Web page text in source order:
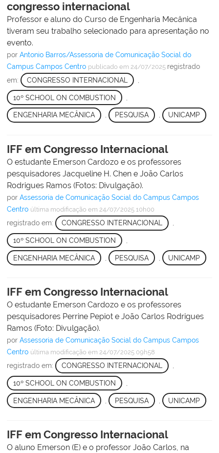
congresso internacional
Professor e aluno do Curso de Engenharia Mecânica
tiveram seu trabalho selecionado para apresentação no
evento.
por Antonio Barros/Assessoria de Comunicação Social do
Campus Campos Centro publicado em 24/07/2025 registrado
em:
CONGRESSO INTERNACIONAL
10º SCHOOL ON COMBUSTION
ENGENHARIA MECÂNICA , PESQUISA , UNICAMP
IFF em Congresso Internacional
O estudante Emerson Cardozo e os professores
pesquisadores Jacqueline H. Chen e João Carlos
Rodrigues Ramos (Fotos: Divulgação).
por Assessoria de Comunicação Social do Campus Campos
Centro última modificação em 24/07/2025 10h00
registrado em: CONGRESSO INTERNACIONAL
10º SCHOOL ON COMBUSTION
ENGENHARIA MECÂNICA PESQUISA UNICAMP
IFF em Congresso Internacional
O estudante Emerson Cardozo e os professores
pesquisadores Perrine Pepiot e João Carlos Rodrigues
Ramos (Foto: Divulgação).
por Assessoria de Comunicação Social do Campus Campos
Centro última modificação em 24/07/2025 09h58
registrado em: CONGRESSO INTERNACIONAL ,
10º SCHOOL ON COMBUSTION
ENGENHARIA MECÂNICA PESQUISA UNICAMP
IFF em Congresso Internacional
O aluno Emerson (E) e o professor João Carlos, na